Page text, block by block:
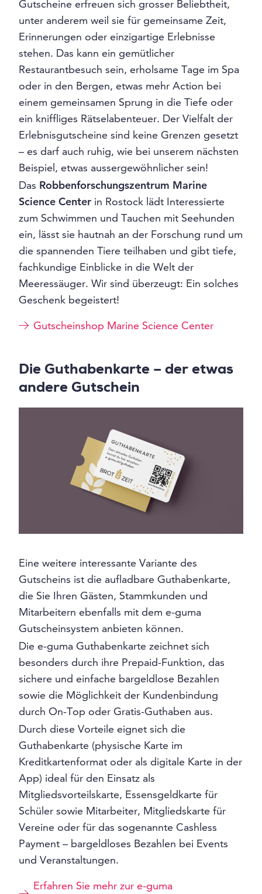
Gutscheine erfreuen sich grosser Beliebtheit,
unter anderem weil sie für gemeinsame Zeit,
Erinnerungen oder einzigartige Erlebnisse
stehen. Das kann ein gemütlicher
Restaurantbesuch sein, erholsame Tage im Spa
oder in den Bergen, etwas mehr Action bei
einem gemeinsamen Sprung in die Tiefe oder
ein kniffliges Rätselabenteuer. Der Vielfalt der
Erlebnisgutscheine sind keine Grenzen gesetzt
– es darf auch ruhig, wie bei unserem nächsten
Beispiel, etwas aussergewöhnlicher sein!
Das Robbenforschungszentrum Marine
Science Center in Rostock lädt Interessierte
zum Schwimmen und Tauchen mit Seehunden
ein, lässt sie hautnah an der Forschung rund um
die spannenden Tiere teilhaben und gibt tiefe,
fachkundige Einblicke in die Welt der
Meeressäuger. Wir sind überzeugt: Ein solches
Geschenk begeistert!
Gutscheinshop Marine Science Center
Die Guthabenkarte – der etwas
andere Gutschein
Eine weitere interessante Variante des
Gutscheins ist die aufladbare Guthabenkarte,
die Sie Ihren Gästen, Stammkunden und
Mitarbeitern ebenfalls mit dem e-guma
Gutscheinsystem anbieten können.
Die e-guma Guthabenkarte zeichnet sich
besonders durch ihre Prepaid-Funktion, das
sichere und einfache bargeldlose Bezahlen
sowie die Möglichkeit der Kundenbindung
durch On-Top oder Gratis-Guthaben aus.
Durch diese Vorteile eignet sich die
Guthabenkarte (physische Karte im
Kreditkartenformat oder als digitale Karte in der
App) ideal für den Einsatz als
Mitgliedsvorteilskarte, Essensgeldkarte für
Schüler sowie Mitarbeiter, Mitgliedskarte für
Vereine oder für das sogenannte Cashless
Payment – bargeldloses Bezahlen bei Events
und Veranstaltungen.
Erfahren Sie mehr zur e-guma